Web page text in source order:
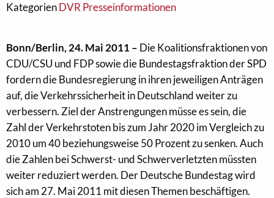
KategorienDVR Presseinformationen
Bonn/Berlin, 24. Mai 2011 – Die Koalitionsfraktionen von
CDU/CSU und FDP sowie die Bundestagsfraktion der SPD
fordern die Bundesregierung in ihren jeweiligen Anträgen
auf, die Verkehrssicherheit in Deutschland weiter zu
verbessern. Ziel der Anstrengungen müsse es sein, die
Zahl der Verkehrstoten bis zum Jahr 2020 im Vergleich zu
2010 um 40 beziehungsweise 50 Prozent zu senken. Auch
die Zahlen bei Schwerst- und Schwerverletzten müssten
weiter reduziert werden. Der Deutsche Bundestag wird
sich am 27. Mai 2011 mit diesen Themen beschäftigen.